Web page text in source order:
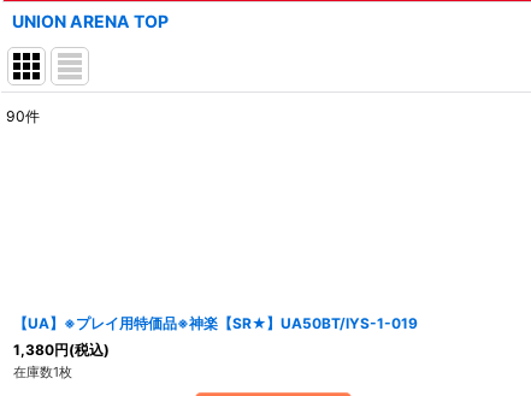
UNION ARENA TOP
90件
【UA】※プレイ用特価品※神楽【SR★】UA50BT/IYS-1-019
1,380円(税込)
在庫数1枚